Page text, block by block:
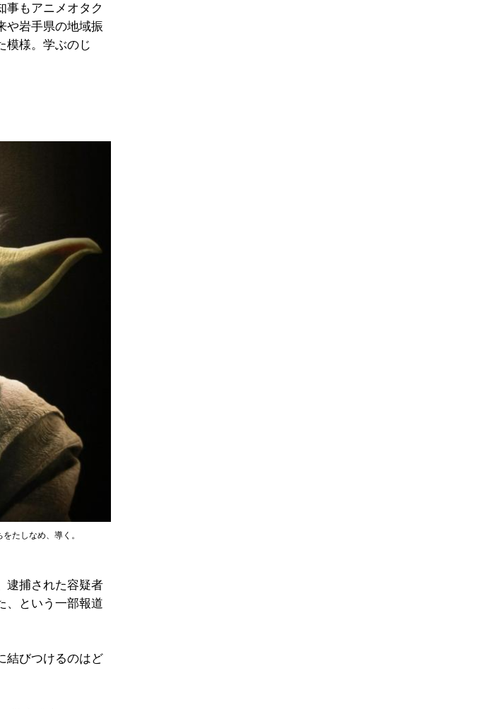
事もアニメオタク
や岩手県の地域振
模様。学ぶのじ
たしなめ、導く。
逮捕された容疑者
、という一部報道
結びつけるのはど